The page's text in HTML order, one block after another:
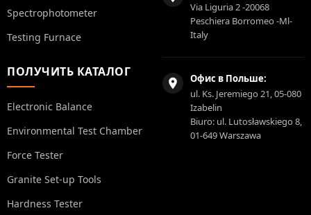
Spectrophotometer
Testing Furnace
ПОЛУЧИТЬ КАТАЛОГ
Electronic Balance
Environmental Test Chamber
Force Tester
Granite Set-up Tools
Hardness Tester
Via Liguria 2 -20068
Peschiera Borromeo -Ml-
Italy
Офис в Польше:
ul. Ks. Jeremiego 21, 05-080
Izabelin
Biuro: ul. Lutosławskiego 8,
01-649 Warszawa